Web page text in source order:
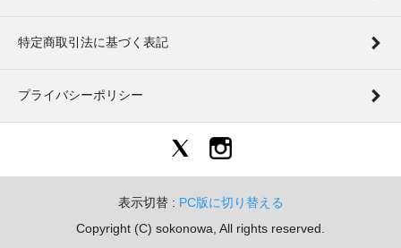
特定商取引法に基づく表記
プライバシーポリシー
表示切替 : PC版に切り替える
Copyright (C) sokonowa, All rights reserved.